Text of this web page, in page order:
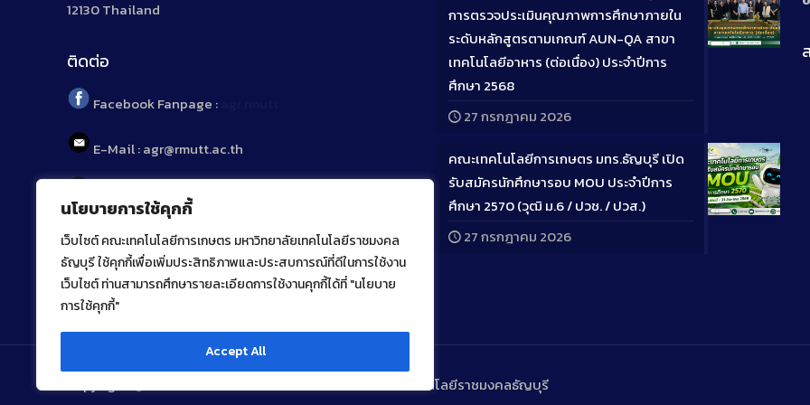
นโยบายการใช้คุกกี้
เว็บไซต์ คณะเทคโนโลยีการเกษตร มหาวิทยาลัยเทคโนโลยีราชมงคล
ธัญบุรี ใช้คุกกี้เพื่อเพิ่มประสิทธิภาพและประสบการณ์ที่ดีในการใช้งาน
เว็บไซต์ ท่านสามารถศึกษารายละเอียดการใช้งานคุกกี้ได้ที่ "นโยบาย
การใช้คุกกี้"
Accept All
12130 Thailand
ติดต่อ
Facebook Fanpage :
E-Mail : agr@rmutt.ac.th
Tel : 02 592 1955
Long
การตรวจประเมินคุณภาพการศึกษาภายใน
ระดับหลักสูตรตามเกณฑ์ AUN-QA สาขา
เทคโนโลยีอาหาร (ต่อเนื่อง) ประจำปีการ
ศึกษา 2568
27 กรกฎาคม 2026
Long
คณะเทคโนโลยีการเกษตร มทร.ธัญบุรี เปิด
รับสมัครนักศึกษารอบ MOU ประจำปีการ
ศึกษา 2570 (วุฒิ ม.6 / ปวช. / ปวส.)
27 กรกฎาคม 2026
Copyright ⓒ 2022 คณะเทคโนโลยีการเกษตร มหาวิทยาลัยเทคโนโลยีราชมงคลธัญบุรี